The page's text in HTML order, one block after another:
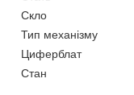
Скло
Тип механізму
Циферблат
Стан